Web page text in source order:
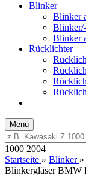
Blinker
Blinker
Blinker
Rücklichter
Menü
1000 2004
Startseite » Blinker »
Blinkergläser BMW